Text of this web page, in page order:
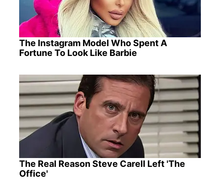
The Instagram Model Who Spent A
Fortune To Look Like Barbie
The Real Reason Steve Carell Left 'The
Office'